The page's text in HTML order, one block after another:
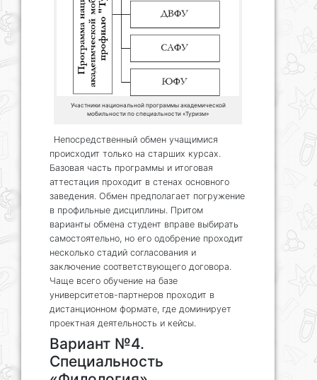
Участники национальной программы академической
мобильности по специальности «Туризм»
Непосредственный обмен учащимися
происходит только на старших курсах.
Базовая часть программы и итоговая
аттестация проходит в стенах основного
заведения. Обмен предполагает погружение
в профильные дисциплины. Притом
варианты обмена студент вправе выбирать
самостоятельно, но его одобрение проходит
несколько стадий согласования и
заключение соответствующего договора.
Чаще всего обучение на базе
университетов-партнеров проходит в
дистанционном формате, где доминирует
проектная деятельность и кейсы.
Вариант №4.
Специальность